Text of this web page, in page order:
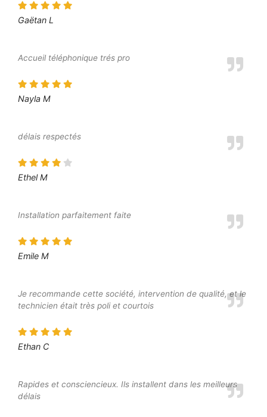
Gaëtan L
Accueil téléphonique trés pro
Nayla M
délais respectés
Ethel M
Installation parfaitement faite
Emile M
Je recommande cette société, intervention de qualité, et le
technicien était très poli et courtois
Ethan C
Rapides et consciencieux. Ils installent dans les meilleurs
délais